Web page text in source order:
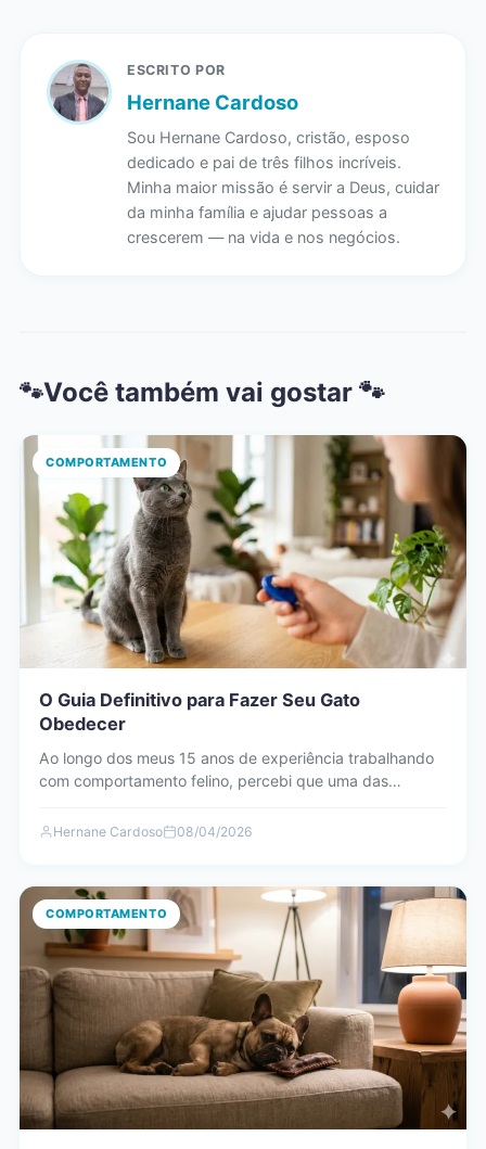
ESCRITO POR
Hernane Cardoso
Sou Hernane Cardoso, cristão, esposo
dedicado e pai de três filhos incríveis.
Minha maior missão é servir a Deus, cuidar
da minha família e ajudar pessoas a
crescerem — na vida e nos negócios.
Você também vai gostar 🐾
COMPORTAMENTO
O Guia Definitivo para Fazer Seu Gato
Obedecer
Ao longo dos meus 15 anos de experiência trabalhando
com comportamento felino, percebi que uma das
Hernane Cardoso 08/04/2026
COMPORTAMENTO